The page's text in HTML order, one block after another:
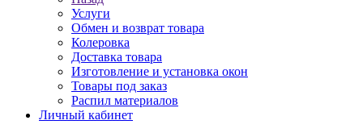
Услуги
Обмен и возврат товара
Колеровка
Доставка товара
Изготовление и установка окон
Товары под заказ
Распил материалов
Личный кабинет